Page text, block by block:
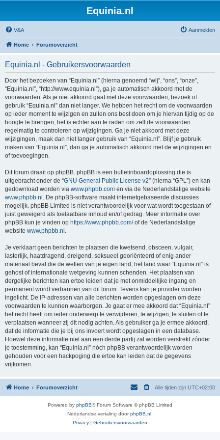
Equinia.nl
V&A Aanmelden
Home Forumoverzicht
Equinia.nl - Gebruikersvoorwaarden
Door het bezoeken van “Equinia.nl” (hierna genoemd “wij”, “ons”, “onze”,
“Equinia.nl”, “http://www.equinia.nl”), ga je automatisch akkoord met de
voorwaarden. Als je niet akkoord gaat met deze voorwaarden, bezoek of
gebruik “Equinia.nl” dan niet langer. We hebben het recht om de voorwaarden
op ieder moment te wijzigen en zullen ons best doen om je hiervan tijdig op de
hoogte te brengen, het is echter aan te raden om zelf de voorwaarden
regelmatig te controleren op wijzigingen. Ga je niet akkoord met deze
wijzigingen, maak dan niet langer gebruik van “Equinia.nl”. Blijf je gebruik
maken van “Equinia.nl”, dan ga je automatisch akkoord met de wijzigingen en
of toevoegingen.
Dit forum draait op phpBB. phpBB is een bulletinboardoplossing die is
uitgebracht onder de “GNU General Public License v2” (hierna “GPL”) en kan
gedownload worden via www.phpbb.com en via de Nederlandstalige website
www.phpbb.nl . De phpBB-software maakt internetgebaseerde discussies
mogelijk. phpBB Limited is niet verantwoordelijk voor wat wordt toegestaan of
juist geweigerd als toelaatbare inhoud en/of gedrag. Meer informatie over
phpBB kun je vinden op https://www.phpbb.com/of de Nederlandstalige
website www.phpbb.nl .
Je verklaart geen berichten te plaatsen die kwetsend, obsceen, vulgair,
lasterlijk, haatdragend, dreigend, seksueel georiënteerd of enig ander
materiaal bevat die de wetten van je eigen land, het land waar “Equinia.nl” is
gehost of internationale wetgeving kunnen schenden. Het plaatsen van
dergelijke berichten kan ertoe leiden dat je met onmiddellijke ingang en
permanent wordt verbannen van dit forum. Tevens kan je provider worden
ingelicht. De IP-adressen van alle berichten worden opgeslagen om deze
voorwaarden te kunnen waarborgen. Je gaat er mee akkoord dat “Equinia.nl”
het recht heeft om ieder onderwerp te verwijderen, te wijzigen, te sluiten of te
verplaatsen wanneer zij dit nodig achten. Als gebruiker ga je ermee akkoord,
dat de informatie die je bij ons invoert wordt opgeslagen in een database.
Hoewel deze informatie niet aan een derde partij zal worden verstrekt zónder
je toestemming, kan “Equinia.nl” nóch phpBB verantwoordelijk worden
gehouden voor een hackpoging die ertoe kan leiden dat de gegevens
vrijkomen.
Home Forumoverzicht Alle tijden zijn UTC+02:00
Powered by phpBB® Forum Software © phpBB Limited
Nederlandse vertaling doorphpBB.nl
Privacy | Gebruikersvoorwaarden